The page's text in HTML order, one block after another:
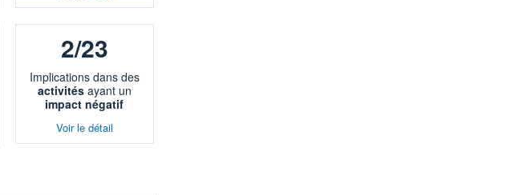
2/23
Implications dans des
activitésayant un
impact négatif
Voir le détail